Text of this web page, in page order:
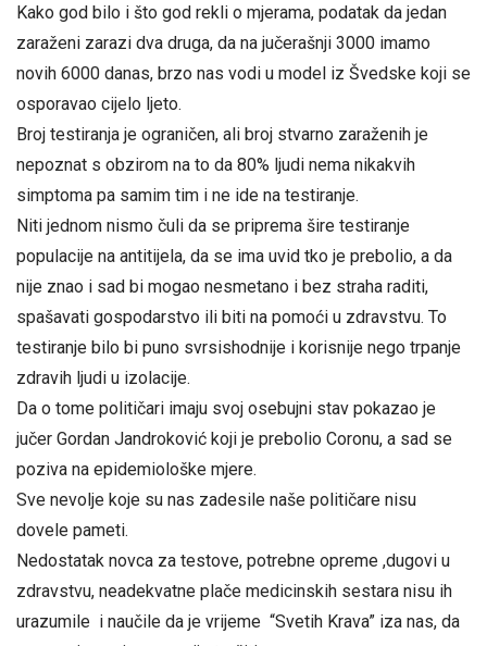
Kako god bilo i što god rekli o mjerama, podatak da jedan
zaraženi zarazi dva druga, da na jučerašnji 3000 imamo
novih 6000 danas, brzo nas vodi u model iz Švedske koji se
osporavao cijelo ljeto.
Broj testiranja je ograničen, ali broj stvarno zaraženih je
nepoznat s obzirom na to da 80% ljudi nema nikakvih
simptoma pa samim tim i ne ide na testiranje.
Niti jednom nismo čuli da se priprema šire testiranje
populacije na antitijela, da se ima uvid tko je prebolio, a da
nije znao i sad bi mogao nesmetano i bez straha raditi,
spašavati gospodarstvo ili biti na pomoći u zdravstvu. To
testiranje bilo bi puno svrsishodnije i korisnije nego trpanje
zdravih ljudi u izolacije.
Da o tome političari imaju svoj osebujni stav pokazao je
jučer Gordan Jandroković koji je prebolio Coronu, a sad se
poziva na epidemiološke mjere.
Sve nevolje koje su nas zadesile naše političare nisu
dovele pameti.
Nedostatak novca za testove, potrebne opreme ,dugovi u
zdravstvu, neadekvatne plače medicinskih sestara nisu ih
urazumile i naučile da je vrijeme “Svetih Krava” iza nas, da